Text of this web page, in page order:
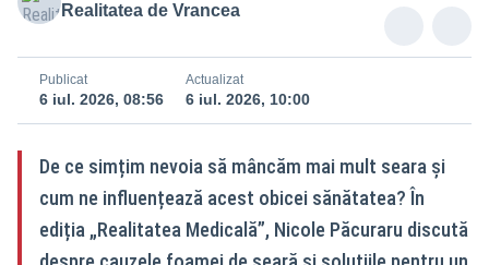
Realitatea de Vrancea
Publicat
6 iul. 2026, 08:56
Actualizat
6 iul. 2026, 10:00
De ce simțim nevoia să mâncăm mai mult seara și
cum ne influențează acest obicei sănătatea? În
ediția „Realitatea Medicală”, Nicole Păcuraru discută